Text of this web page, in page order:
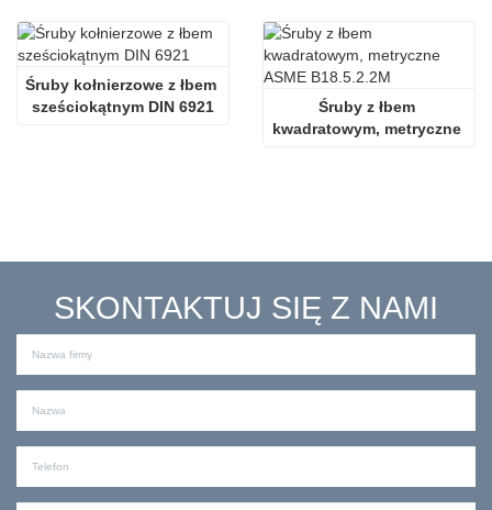
Śruby kołnierzowe z łbem
sześciokątnym DIN 6921
Śruby z łbem
kwadratowym, metryczne
SKONTAKTUJ SIĘ Z NAMI